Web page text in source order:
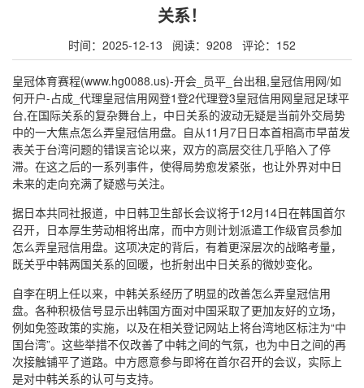
关系！
时间：2025-12-13 阅读：9208 评论：152
皇冠体育赛程(www.hg0088.us)-开会_员平_台出租,皇冠信用网/如
何开户-占成_代理皇冠信用网登1登2代理登3皇冠信用网皇冠足球平
台,在国际关系的复杂舞台上，中日关系的波动无疑是当前外交局势
中的一大焦点怎么弄皇冠信用盘。自从11月7日日本首相高市早苗发
表关于台湾问题的错误言论以来，双方的高层交往几乎陷入了停
滞。在这之后的一系列事件，使得局势愈发紧张，也让外界对中日
未来的走向充满了疑惑与关注。
据日本共同社报道，中日韩卫生部长会议将于12月14日在韩国首尔
召开，日本厚生劳动相将出席，而中方则计划派遣工作级官员参加
怎么弄皇冠信用盘。这项决定的背后，有着更深层次的战略考量，
既关乎中韩两国关系的回暖，也折射出中日关系的微妙变化。
自李在明上任以来，中韩关系经历了明显的改善怎么弄皇冠信用
盘。各种积极信号显示出韩国方面对中国采取了更加友好的立场，
例如免签政策的实施，以及在相关登记网站上将台湾地区标注为“中
国台湾”。这些举措不仅改善了中韩之间的气氛，也为中日之间的再
次接触铺平了道路。中方愿意参与即将在首尔召开的会议，实际上
是对中韩关系的认可与支持。